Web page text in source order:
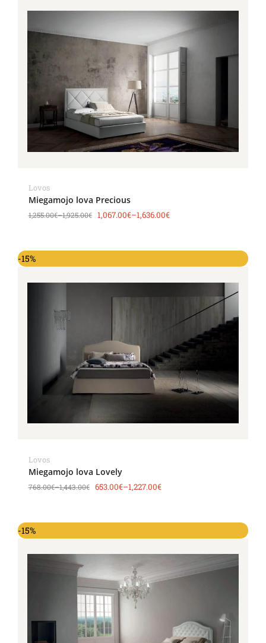
Lovos
Miegamojo lova Precious
1,255.00€–1,925.00€ 1,067.00€–1,636.00€
-15%
Lovos
Miegamojo lova Lovely
768.00€–1,443.00€ 653.00€–1,227.00€
-15%